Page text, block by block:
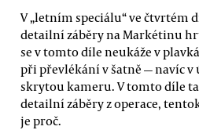
V „letním speciálu“ ve čtvrtém
detailní záběry na Markétinu
se v tomto díle neukáže v
při převlékání v šatně — navíc
skrytou kameru. V tomto díle
detailní záběry z operace,
je proč.